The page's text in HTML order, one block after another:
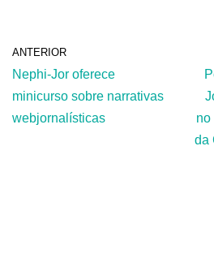
ANTERIOR
Nephi-Jor oferece
minicurso sobre narrativas
webjornalísticas
no
da